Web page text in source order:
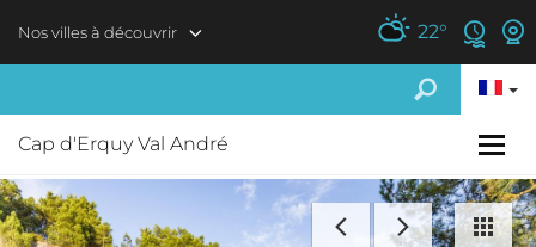
Nos villes à découvrir 22°
Cap d'Erquy Val André